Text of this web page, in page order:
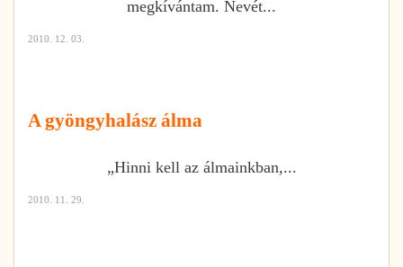
megkívántam. Nevét...
2010. 12. 03.
A gyöngyhalász álma
„Hinni kell az álmainkban,...
2010. 11. 29.